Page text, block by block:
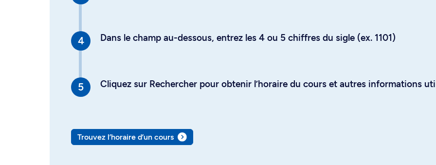
Dans le champ au-dessous, entrez les 4 ou 5 chiffres du sigle (ex. 1101)
Cliquez sur Rechercher pour obtenir l’horaire du cours et autres informations
Trouvez l’horaire d’un cours